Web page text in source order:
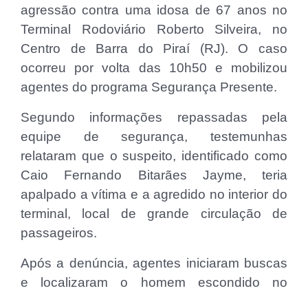
agressão contra uma idosa de 67 anos no
Terminal Rodoviário Roberto Silveira, no
Centro de Barra do Piraí (RJ). O caso
ocorreu por volta das 10h50 e mobilizou
agentes do programa Segurança Presente.
Segundo informações repassadas pela
equipe de segurança, testemunhas
relataram que o suspeito, identificado como
Caio Fernando Bitarães Jayme, teria
apalpado a vítima e a agredido no interior do
terminal, local de grande circulação de
passageiros.
Após a denúncia, agentes iniciaram buscas
e localizaram o homem escondido no